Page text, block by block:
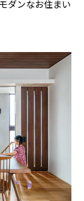
方
最新情報など、住
。
様まで、賃貸経営
方
す。
続可能な未来志向
者さまとミサワホ
・安心なコンテン
しています。
ダンなお住まい